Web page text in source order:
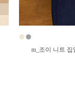
●●
m_조이 니트